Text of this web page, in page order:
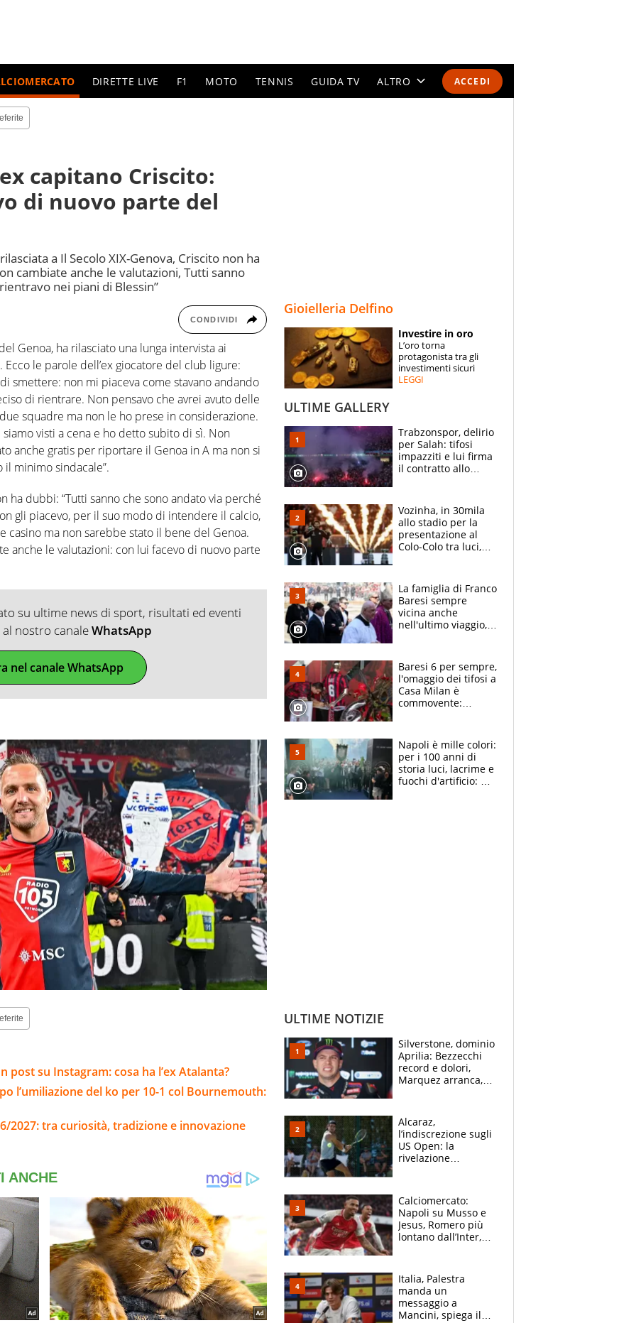
ACCEDI
DIRETTE LIVE F1 MOTO TENNIS GUIDA TV ALTRO
SPECIALI
ESPERTI
capitano Criscito:
di nuovo parte del
a Il Secolo XIX-Genova, Criscito non ha
cambiate anche le valutazioni, Tutti sanno
nei piani di Blessin”
CONDIVIDI
Genoa, ha rilasciato una lunga intervista ai
le parole dell’ex giocatore del club ligure:
smettere: non mi piaceva come stavano andando
di rientrare. Non pensavo che avrei avuto delle
squadre ma non le ho prese in considerazione.
visti a cena e ho detto subito di sì. Non
anche gratis per riportare il Genoa in A ma non si
minimo sindacale”.
ha dubbi: “Tutti sanno che sono andato via perché
gli piacevo, per il suo modo di intendere il calcio,
casino ma non sarebbe stato il bene del Genoa.
anche le valutazioni: con lui facevo di nuovo parte
su ultime news di sport, risultati ed eventi
al nostro canaleWhatsApp
nel canale WhatsApp
post su Instagram: cosa ha l’ex Atalanta?
l’umiliazione del ko per 10-1 col Bournemouth:
2027: tra curiosità, tradizione e innovazione
Gioielleria Delfino
Investire in oro
L’oro torna
protagonista tra gli
investimenti sicuri
LEGGI
ULTIME GALLERY
Trabzonspor, delirio
per Salah: tifosi
impazziti e lui firma
il contratto allo
Vozinha, in 30mila
allo stadio per la
presentazione al
Colo-Colo tra luci,
La famiglia di Franco
Baresi sempre
vicina anche
nell'ultimo viaggio,
circondati
dall'affetto dei tifosi
Baresi 6 per sempre,
l'omaggio dei tifosi a
Casa Milan è
commovente:
bigliettini
Napoli è mille colori:
per i 100 anni di
storia luci, lacrime e
fuochi d'artificio: De
ULTIME NOTIZIE
Silverstone, dominio
Aprilia: Bezzecchi
record e dolori,
Marquez arranca,
Alcaraz,
l’indiscrezione sugli
US Open: la
rivelazione
B. Rune verso la
rinuncia
Calciomercato:
Napoli su Musso e
Jesus, Romero più
lontano dall’Inter,
tabellone
Italia, Palestra
manda un
messaggio a
Mancini, spiega il